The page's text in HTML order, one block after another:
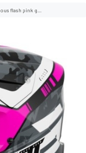
motocross enduro